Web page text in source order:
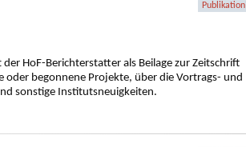
Publikation
HoF-Berichterstatter als Beilage zur Zeitschrift
oder begonnene Projekte, über die Vortrags- und
sonstige Institutsneuigkeiten.